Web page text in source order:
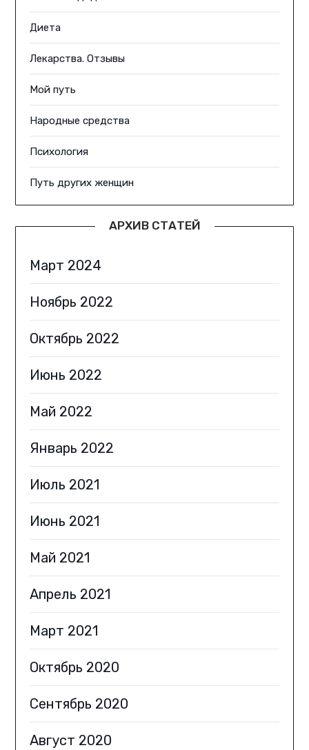
Диета
Лекарства. Отзывы
Мой путь
Народные средства
Психология
Путь других женщин
АРХИВ СТАТЕЙ
Март 2024
Ноябрь 2022
Октябрь 2022
Июнь 2022
Май 2022
Январь 2022
Июль 2021
Июнь 2021
Май 2021
Апрель 2021
Март 2021
Октябрь 2020
Сентябрь 2020
Август 2020